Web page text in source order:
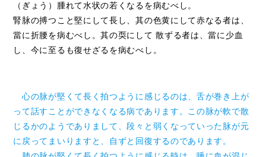
（ぎょう）腫れて水状の若くなるを病むべし。
腎脉の搏つこと堅にして長し、其の色黄にして赤なる者は、
當に折腰を病むべし。其の耎にして 散ずる者は、當に少血
し、今に至るも復せざるを病むべし。
心の脉が堅くて長く拍つように感じるのは、舌が巻き上が
って話すことができなくなる病であります。この脉が軟で散
じるかのようでありまして、段々と弱くなっていった脉が元
に戻ってまいりますと、自ずと回復するのであります。